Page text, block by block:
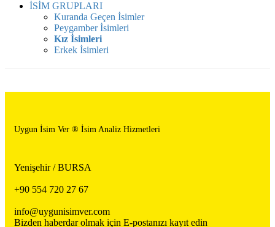
İSİM GRUPLARI
Kuranda Geçen İsimler
Peygamber İsimleri
Kız İsimleri
Erkek İsimleri
Uygun İsim Ver ® İsim Analiz Hizmetleri
Yenişehir / BURSA
+90 554 720 27 67
info@uygunisimver.com
Bizden haberdar olmak için E-postanızı kayıt edin